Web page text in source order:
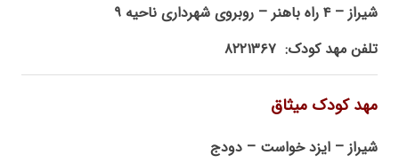
شیراز – ۴ راه باهنر – روبروی شهرداری ناحیه ۹
تلفن مهد کودک: ۸۲۲۱۳۶۷
مهد کودک میثاق
شیراز – ایزد خواست – دودج